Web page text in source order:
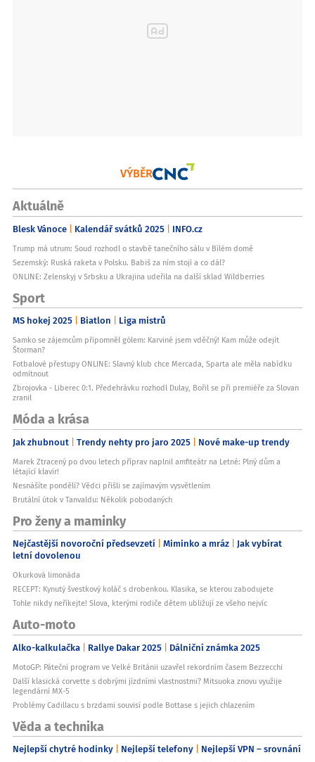
VÝBĚR
Aktuálně
Blesk Vánoce Kalendář svátků 2025 INFO.cz
Trump má utrum: Soud rozhodl o stavbě tanečního sálu v Bílém domě
Sezemský: Ruská raketa v Polsku. Babiš za ním stojí a co dál?
ONLINE: Zelenskyj v Srbsku a Ukrajina udeřila na další sklad Wildberries
Sport
MS hokej 2025 Biatlon Liga mistrů
Samko se zájemcům připomněl gólem: Karviné jsem vděčný! Kam může odejít
Štorman?
Fotbalové přestupy ONLINE: Slavný klub chce Mercada, Sparta ale měla nabídku
odmítnout
Zbrojovka - Liberec 0:1. Předehrávku rozhodl Dulay, Bořil se při premiéře za Slovan
zranil
Móda a krása
Jak zhubnout Trendy nehty pro jaro 2025 Nové make-up trendy
Marek Ztracený po dvou letech příprav naplnil amfiteátr na Letné: Plný dům a
létající klavír!
Nesnášíte pondělí? Vědci přišli se zajímavým vysvětlením
Brutální útok v Tanvaldu: Několik pobodaných
Pro ženy a maminky
Nejčastější novoroční předsevzetí Miminko a mráz Jak vybírat
letní dovolenou
Okurková limonáda
RECEPT: Kynutý švestkový koláč s drobenkou. Klasika, se kterou zabodujete
Tohle nikdy neříkejte! Slova, kterými rodiče dětem ubližují ze všeho nejvíc
Auto-moto
Alko-kalkulačka Rallye Dakar 2025 Dálniční známka 2025
MotoGP: Páteční program ve Velké Británii uzavřel rekordním časem Bezzecchi
Další klasická corvette s dobrými jízdními vlastnostmi? Mitsuoka znovu využije
legendární MX-5
Problémy Cadillacu s brzdami souvisí podle Bottase s jejich chlazením
Věda a technika
Nejlepší chytré hodinky Nejlepší telefony Nejlepší VPN – srovnání